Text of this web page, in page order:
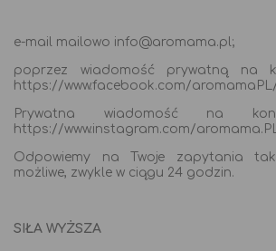
e-mail mailowo info@aromama.pl;
poprzez wiadomość prywatną na
https://www.facebook.com/
Prywatna wiadomość na
https://www.instagram.com/
Odpowiemy na Twoje zapytania
możliwe, zwykle w ciągu 24 godzin.
SIŁA WYŻSZA